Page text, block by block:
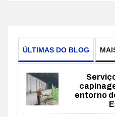
ÚLTIMAS DO BLOG
entorno